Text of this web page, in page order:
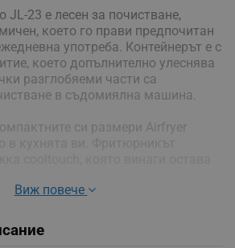
JL-23 е лесен за почистване,
което го прави предпочитан
употреба. Контейнерът е с
което допълнително улеснява
разглобяеми части са
в съдомиялна машина.
си размери Airfryer
Touch screen
Виж повече